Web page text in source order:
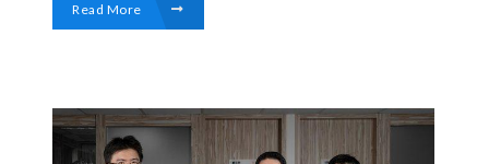
Read More